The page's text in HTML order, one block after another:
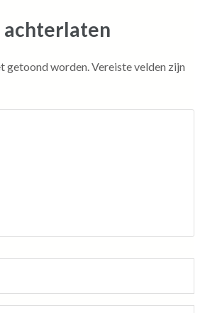
achterlaten
getoond worden.Vereiste velden zijn